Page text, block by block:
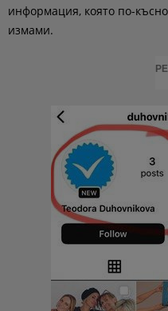
информация, която по-
измами.